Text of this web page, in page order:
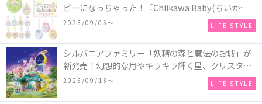
ビーになっちゃった！『Chiikawa Baby(ちいかわベ
ビー)』の催事を全国14か所で開催！
2025/09/05〜 LIFE STYLE
シルバニアファミリー「妖精の森と魔法のお城」が
新発売！幻想的な月やキラキラ輝く星、クリスタル
などの装飾がお城を彩る♡
2025/09/13〜 LIFE STYLE